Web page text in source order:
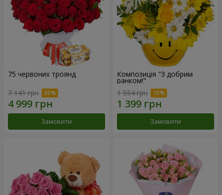
75 червоних троянд
7 141 грн
Замовити
Композиція "З добрим
ранком!"
1 554 грн
Замовити